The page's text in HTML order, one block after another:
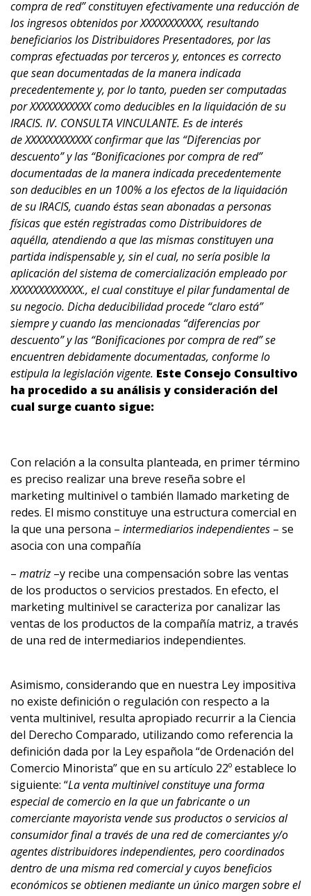
XXXXXXXXXXXX confirmar que las “Diferencias por
descuento” y las “Bonificaciones por compra de red”
documentadas de la manera indicada precedentemente
son deducibles en un 100% a los efectos de la liquidación
de su IRACIS, cuando éstas sean abonadas a personas
físicas que estén registradas como Distribuidores de
aquélla, atendiendo a que las mismas constituyen una
partida indispensable y, sin el cual, no sería posible la
aplicación del sistema de comercialización empleado por
XXXXXXXXXXXXX., el cual constituye el pilar fundamental de
su negocio. Dicha deducibilidad procede “claro está”
siempre y cuando las mencionadas “diferencias por
descuento” y las “Bonificaciones por compra de red” se
encuentren debidamente documentadas, conforme lo
estipula la legislación vigente. Este Consejo Consultivo
ha procedido a su análisis y consideración del
cual surge cuanto sigue:
Con relación a la consulta planteada, en primer término
es preciso realizar una breve reseña sobre el
marketing multinivel o también llamado marketing de
redes. El mismo constituye una estructura comercial en
la que una persona – intermediarios independientes – se
asocia con una compañía
– matriz –y recibe una compensación sobre las ventas
de los productos o servicios prestados. En efecto, el
marketing multinivel se caracteriza por canalizar las
ventas de los productos de la compañía matriz, a través
de una red de intermediarios independientes.
Asimismo, considerando que en nuestra Ley impositiva
no existe definición o regulación con respecto a la
venta multinivel, resulta apropiado recurrir a la Ciencia
del Derecho Comparado, utilizando como referencia la
definición dada por la Ley española “de Ordenación del
Comercio Minorista” que en su artículo 22º establece lo
siguiente: “La venta multinivel constituye una forma
especial de comercio en la que un fabricante o un
comerciante mayorista vende sus productos o servicios al
consumidor final a través de una red de comerciantes y/o
agentes distribuidores independientes, pero coordinados
dentro de una misma red comercial y cuyos beneficios
económicos se obtienen mediante un único margen sobre el